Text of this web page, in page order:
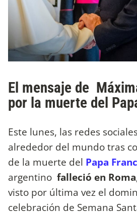
El mensaje de
por la muerte del
Este lunes, las redes
alrededor del mundo tras
de la muerte del Papa
argentino falleció en Roma
visto por última vez el
celebración de Semana